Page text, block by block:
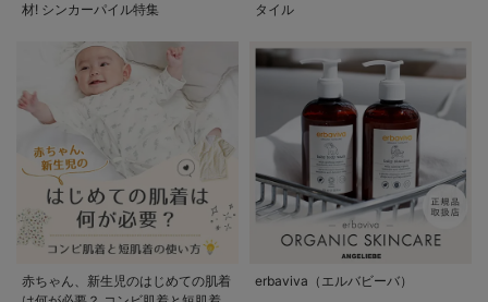
材! シンカーパイル特集
タイル
赤ちゃん、新生児のはじめての肌着
erbaviva（エルバビーバ）